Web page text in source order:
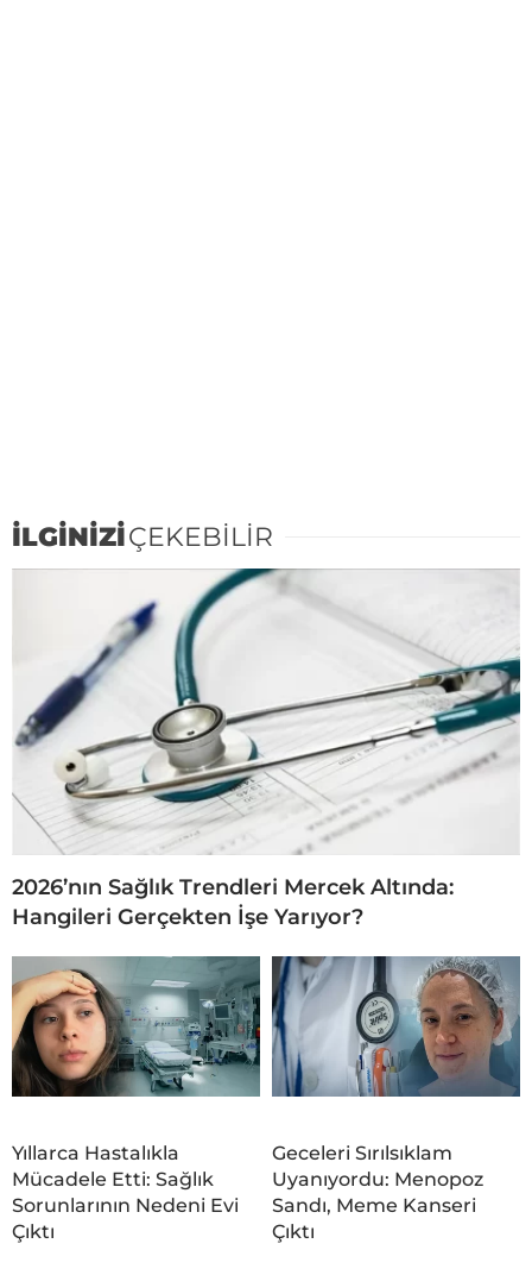
İLGİNİZİÇEKEBİLİR
2026’nın Sağlık Trendleri Mercek Altında:
Hangileri Gerçekten İşe Yarıyor?
Yıllarca Hastalıkla
Mücadele Etti: Sağlık
Sorunlarının Nedeni Evi
Çıktı
Geceleri Sırılsıklam
Uyanıyordu: Menopoz
Sandı, Meme Kanseri
Çıktı